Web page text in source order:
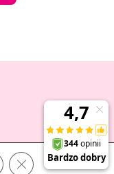
Zamknij panel